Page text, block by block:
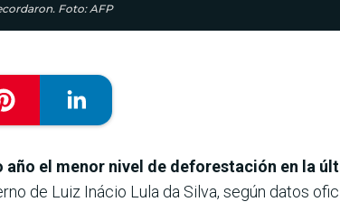
Foto: AFP
el menor nivel de deforestación en la
de Luiz Inácio Lula da Silva, según datos